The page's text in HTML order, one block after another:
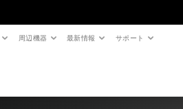
周辺機器 最新情報 サポート